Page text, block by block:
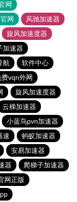
网
网
风驰加速器
旋风加速度器
加速器
航
软件中心
费vqn外网
旋风加速度器
云梯加速器
小蓝鸟pvn加速器
速
蚂蚁加速器
安易加速器
器
爬梯子加速器
网正版